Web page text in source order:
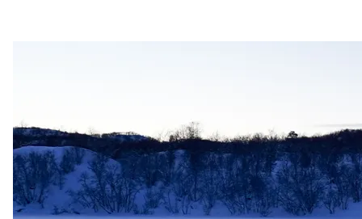
Northcom blir med i Nokia Global Partner Program
Valkyrje by Northcom
Sepura får nye eiere